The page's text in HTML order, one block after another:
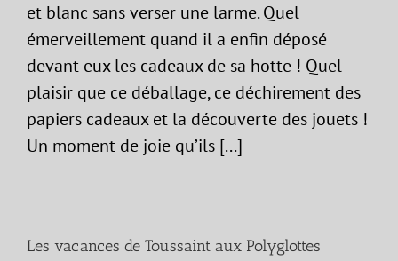
et blanc sans verser une larme. Quel
émerveillement quand il a enfin déposé
devant eux les cadeaux de sa hotte ! Quel
plaisir que ce déballage, ce déchirement des
papiers cadeaux et la découverte des jouets !
Un moment de joie qu’ils [...]
Les vacances de Toussaint aux Polyglottes